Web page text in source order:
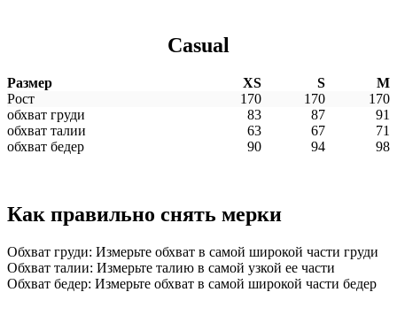
Casual
Размер XS S
M
Рост
170 170
170
обхват груди
83 87
91
обхват талии
63 67
71
обхват бедер
90 94 98
Как правильно снять мерки
Обхват груди: Измерьте обхват в самой широкой части груди
Обхват талии: Измерьте талию в самой узкой ее части
Обхват бедер: Измерьте обхват в самой широкой части бедер